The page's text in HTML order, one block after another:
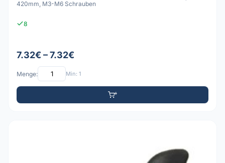
420mm, M3-M6 Schrauben
8
7.32€ – 7.32€
Menge: Min: 1